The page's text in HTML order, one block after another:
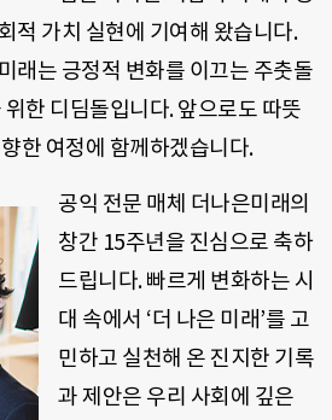
적 가치 실현에 기여해 왔습니다.
래는 긍정적 변화를 이끄는 주춧돌
한 디딤돌입니다. 앞으로도 따뜻
한 여정에 함께하겠습니다.
공익 전문 매체 더나은미래의
창간 15주년을 진심으로 축하
드립니다. 빠르게 변화하는 시
대 속에서 ‘더 나은 미래’를 고
민하고 실천해 온 진지한 기록
과 제안은 우리 사회에 깊은